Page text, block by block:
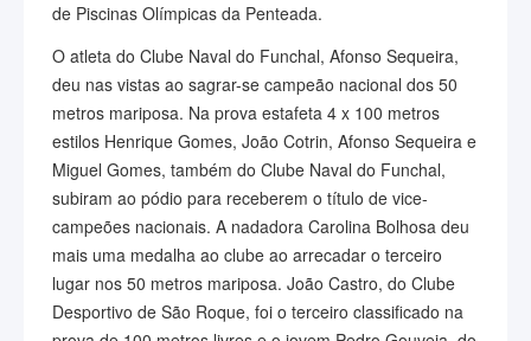
de Piscinas Olímpicas da Penteada.
O atleta do Clube Naval do Funchal, Afonso Sequeira,
deu nas vistas ao sagrar-se campeão nacional dos 50
metros mariposa. Na prova estafeta 4 x 100 metros
estilos Henrique Gomes, João Cotrin, Afonso Sequeira e
Miguel Gomes, também do Clube Naval do Funchal,
subiram ao pódio para receberem o título de vice-
campeões nacionais. A nadadora Carolina Bolhosa deu
mais uma medalha ao clube ao arrecadar o terceiro
lugar nos 50 metros mariposa. João Castro, do Clube
Desportivo de São Roque, foi o terceiro classificado na